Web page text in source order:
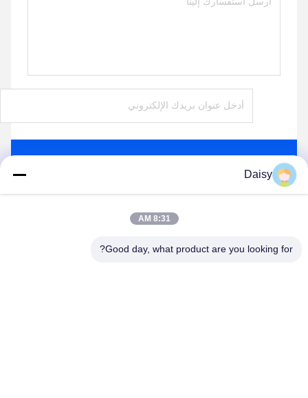
Daisy
8:31 AM
Good day, what product are you looking for?